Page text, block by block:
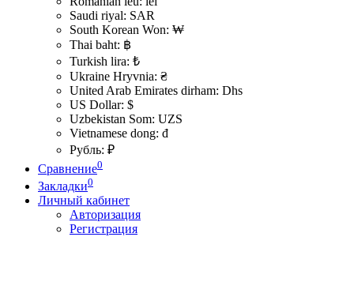
Saudi riyal: SAR
South Korean Won: ₩
Thai baht: ฿
Turkish lira: ₺
Ukraine Hryvnia: ₴
United Arab Emirates dirham: Dhs
US Dollar: $
Uzbekistan Som: UZS
Vietnamese dong: đ
Рубль: ₽
Сравнение0
Закладки0
Личный кабинет
Авторизация
Регистрация